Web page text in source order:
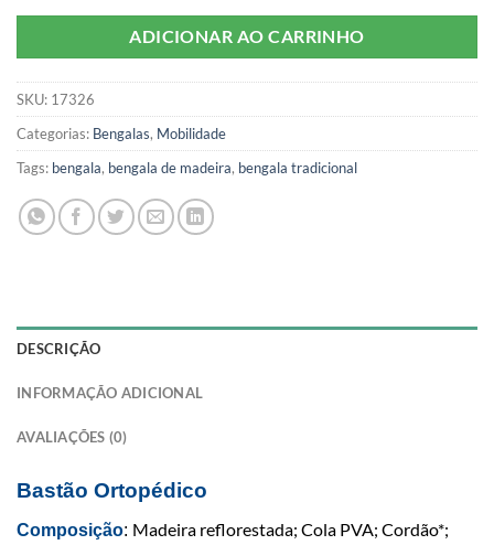
ADICIONAR AO CARRINHO
SKU: 17326
Categorias: Bengalas, Mobilidade
Tags: bengala, bengala de madeira, bengala tradicional
DESCRIÇÃO
INFORMAÇÃO ADICIONAL
AVALIAÇÕES (0)
Bastão Ortopédico
Composição: Madeira reflorestada; Cola PVA; Cordão*;